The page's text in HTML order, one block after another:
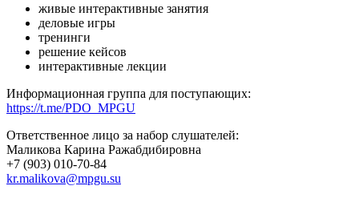
живые интерактивные занятия
деловые игры
тренинги
решение кейсов
интерактивные лекции
Информационная группа для поступающих:
https://t.me/PDO_MPGU
Ответственное лицо за набор слушателей:
Маликова Карина Ражабдибировна
+7 (903) 010-70-84
kr.malikova@mpgu.su